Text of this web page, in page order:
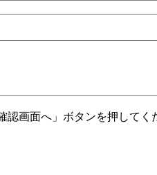
確認画面へ」ボタンを押してく